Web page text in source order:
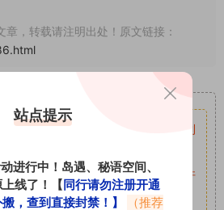
，转载请注明出处！原文链接：
，如有侵犯你的权益请私信留言
收到
或测试研究使用，未经原版权作者许
业途径！请在下载24小时内删除！
站点提示
进行中！岛遇、秘语空间、
线了！【同行请勿注册开通
，查到直接封禁！】
（推荐